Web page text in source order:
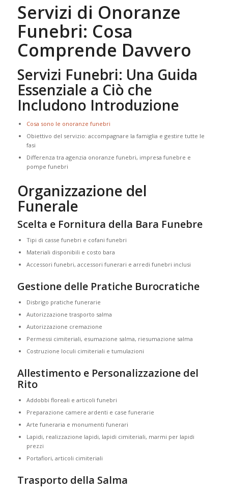
Servizi di Onoranze
Funebri: Cosa
Comprende Davvero
Servizi Funebri: Una Guida
Essenziale a Ciò che
Includono Introduzione
Cosa sono le onoranze funebri
Obiettivo del servizio: accompagnare la famiglia e gestire tutte le
fasi
Differenza tra agenzia onoranze funebri, impresa funebre e
pompe funebri
Organizzazione del
Funerale
Scelta e Fornitura della Bara Funebre
Tipi di casse funebri e cofani funebri
Materiali disponibili e costo bara
Accessori funebri, accessori funerari e arredi funebri inclusi
Gestione delle Pratiche Burocratiche
Disbrigo pratiche funerarie
Autorizzazione trasporto salma
Autorizzazione cremazione
Permessi cimiteriali, esumazione salma, riesumazione salma
Costruzione loculi cimiteriali e tumulazioni
Allestimento e Personalizzazione del
Rito
Addobbi floreali e articoli funebri
Preparazione camere ardenti e case funerarie
Arte funeraria e monumenti funerari
Lapidi, realizzazione lapidi, lapidi cimiteriali, marmi per lapidi
prezzi
Portafiori, articoli cimiteriali
Trasporto della Salma